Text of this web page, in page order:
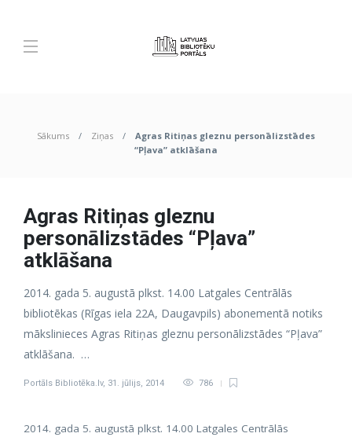
Sākums Ziņas
Agras Ritiņas gleznu personālizstādes
“Pļava” atklāšana
Agras Ritiņas gleznu
personālizstādes “Pļava”
atklāšana
2014. gada 5. augustā plkst. 14.00 Latgales Centrālās
bibliotēkas (Rīgas iela 22A, Daugavpils) abonementā notiks
mākslinieces Agras Ritiņas gleznu personālizstādes “Pļava”
atklāšana. …
Portāls Bibliotēka.lv, 31. jūlijs, 2014 786
2014. gada 5. augustā plkst. 14.00 Latgales Centrālās